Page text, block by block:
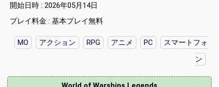
開始日時 : 2026年05月14日
プレイ料金 : 基本プレイ無料
MO アクション RPG アニメ PC
スマートフォ
ン